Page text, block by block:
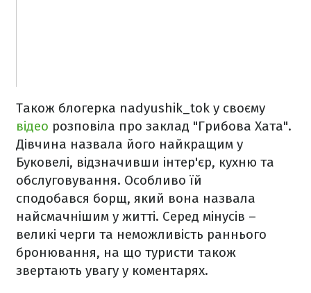
Також блогерка nadyushik_tok у своєму
відео розповіла про заклад "Грибова Хата".
Дівчина назвала його найкращим у
Буковелі, відзначивши інтер'єр, кухню та
обслуговування. Особливо їй
сподобався борщ, який вона назвала
найсмачнішим у житті. Серед мінусів –
великі черги та неможливість раннього
бронювання, на що туристи також
звертають увагу у коментарях.